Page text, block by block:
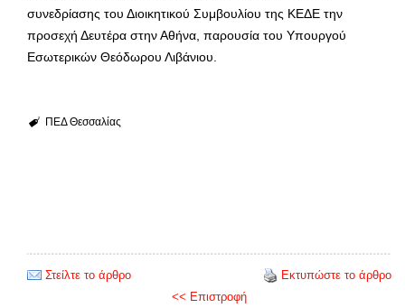
συνεδρίασης του Διοικητικού Συμβουλίου της ΚΕΔΕ την
προσεχή Δευτέρα στην Αθήνα, παρουσία του Υπουργού
Εσωτερικών Θεόδωρου Λιβάνιου.
ΠΕΔ Θεσσαλίας
Στείλτε το άρθρο
Εκτυπώστε το άρθρο
<< Επιστροφή